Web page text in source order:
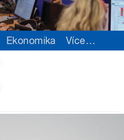
Ekonomika Více…